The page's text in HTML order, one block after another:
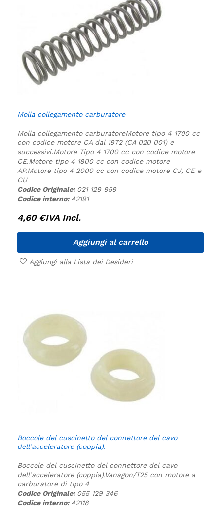
Molla collegamento carburatore
Molla collegamento carburatoreMotore tipo 4 1700 cc
con codice motore CA dal 1972 (CA 020 001) e
successivi.Motore Tipo 4 1700 cc con codice motore
CE.Motore tipo 4 1800 cc con codice motore
AP.Motore tipo 4 2000 cc con codice motore CJ, CE e
CU
Codice Originale: 021 129 959
Codice interno: 42191
4,60 €IVA Incl.
Aggiungi al carrello
Aggiungi alla Lista dei Desideri
Boccole del cuscinetto del connettore del cavo
dell’acceleratore (coppia).
Boccole del cuscinetto del connettore del cavo
dell’acceleratore (coppia).Vanagon/T25 con motore a
carburatore di tipo 4
Codice Originale: 055 129 346
Codice interno: 42118